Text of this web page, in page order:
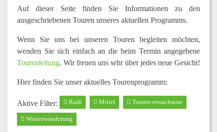
Auf dieser Seite finden Sie Informationen zu den
ausgeschriebenen Touren unseres aktuellen Programms.
Wenn Sie uns bei unseren Touren begleiten möchten,
wenden Sie sich einfach an die beim Termin angegebene
Tourenleitung. Wir freuen uns sehr über jedes neue Gesicht!
Hier finden Sie unser aktuelles Tourenprogramm:
Aktive Filter: Rudi Mittel Touren-erwachsene
Winterwanderung